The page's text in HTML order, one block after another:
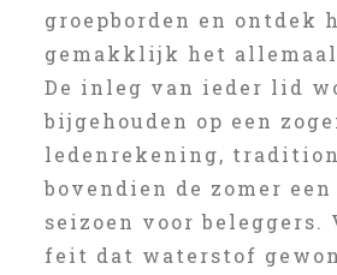
groepborden en ontdek
gemakklijk het allemaal
De inleg van ieder lid
bijgehouden op een
ledenrekening,
bovendien de zomer
seizoen voor beleggers.
feit dat waterstof